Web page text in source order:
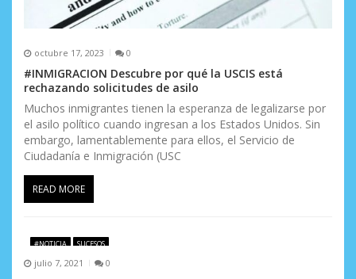
s octubre 17, 2023 0
#INMIGRACION Descubre por qué la USCIS está
rechazando solicitudes de asilo
Muchos inmigrantes tienen la esperanza de legalizarse por
el asilo político cuando ingresan a los Estados Unidos. Sin
embargo, lamentablemente para ellos, el Servicio de
Ciudadanía e Inmigración (USC
READ MORE
#NOTICIA SUCESOS
julio 7, 2021 0